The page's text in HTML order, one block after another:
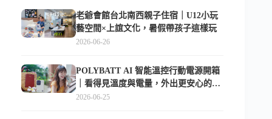
老爺會館台北南西親子住宿｜U12小玩
藝空間×上誼文化，暑假帶孩子這樣玩
2026-06-26
POLYBATT AI 智能溫控行動電源開箱
｜看得見溫度與電量，外出更安心的
10000mAh 行動電源
2026-06-25